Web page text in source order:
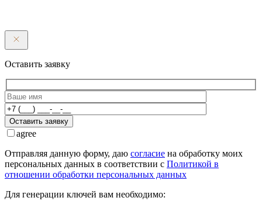
Оставить заявку
Оставить заявку
agree
Отправляя данную форму, даю согласие на обработку моих
персональных данных в соответствии с Политикой в
отношении обработки персональных данных
Для генерации ключей вам необходимо: